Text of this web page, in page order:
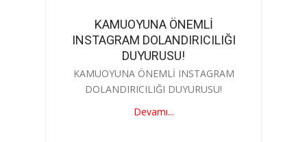
KAMUOYUNA ÖNEMLİ
INSTAGRAM DOLANDIRICILIĞI
DUYURUSU!
KAMUOYUNA ÖNEMLİ INSTAGRAM
DOLANDIRICILIĞI DUYURUSU!
Devamı...